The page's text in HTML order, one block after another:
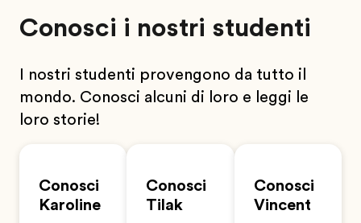
Conosci i nostri studenti
I nostri studenti provengono da tutto il
mondo. Conosci alcuni di loro e leggi le
loro storie!
Conosci
Karoline
Conosci
Tilak
Conosci
Vincent